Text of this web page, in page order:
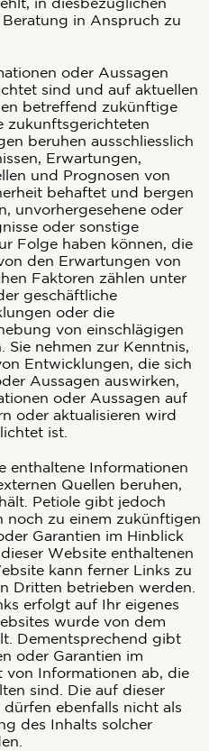
in Anspruch zu
oder Aussagen
sind und auf aktuellen
betreffend zukünftige
zukunftsgerichteten
beruhen ausschliesslich
Erwartungen,
und Prognosen von
behaftet und bergen
unvorhergesehene oder
oder sonstige
Folge haben können, die
den Erwartungen von
Faktoren zählen unter
geschäftliche
oder die
von einschlägigen
Sie nehmen zur Kenntnis,
Entwicklungen, die sich
Aussagen auswirken,
oder Aussagen auf
oder aktualisieren wird
ist.
enthaltene Informationen
Quellen beruhen,
Petiole gibt jedoch
noch zu einem zukünftigen
Garantien im Hinblick
Website enthaltenen
kann ferner Links zu
Dritten betrieben werden.
erfolgt auf Ihr eigenes
wurde von dem
Dementsprechend gibt
oder Garantien im
Informationen ab, die
sind. Die auf dieser
ebenfalls nicht als
des Inhalts solcher